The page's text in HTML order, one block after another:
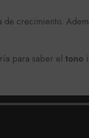
crecimiento.
para saber el tono